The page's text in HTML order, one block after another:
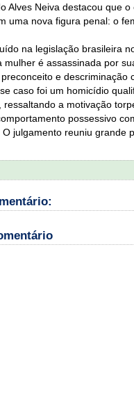
Alves Neiva destacou que
uma nova figura penal: o
na legislação brasileira
mulher é assassinada por
e descriminação
caso foi um homicídio
ressaltando a motivação
possessivo
julgamento reuniu grande